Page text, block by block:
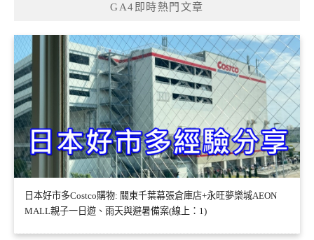
GA4即時熱門文章
日本好市多Costco購物: 關東千葉幕張倉庫店+永旺夢樂城AEON
MALL親子一日遊、雨天與避暑備案(線上：1)